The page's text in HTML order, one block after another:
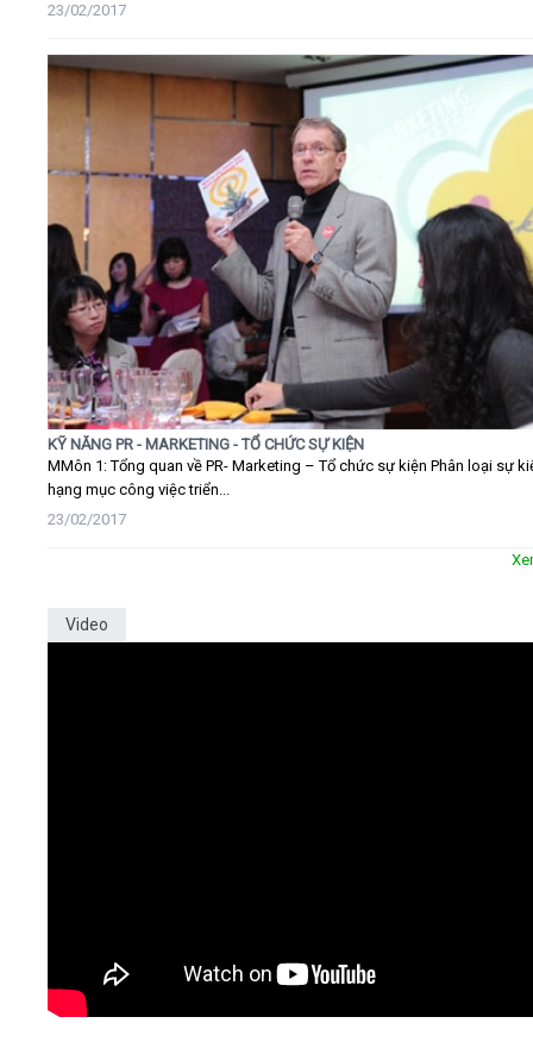
23/02/2017
KỸ NĂNG PR - MARKETING - TỔ CHỨC SỰ KIỆN
MMôn 1: Tổng quan về PR- Marketing – Tổ chức sự kiện Phân loại sự
hạng mục công việc triển...
23/02/2017
Video